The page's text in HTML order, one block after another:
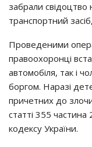
забрали свідоцтво
транспортний
Проведеними
правоохоронці
автомобіля, так і
боргом. Наразі
причетних до
статті 355
кодексу України.